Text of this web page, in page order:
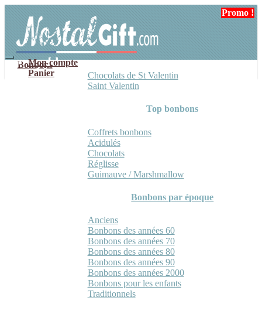
navigation
contenu
Mon compte
Panier
Bonbons
Chocolats de St Valentin
Saint Valentin
Top bonbons
Coffrets bonbons
Acidulés
Chocolats
Réglisse
Guimauve / Marshmallow
Bonbons par époque
Anciens
Bonbons des années 60
Bonbons des années 70
Bonbons des années 80
Bonbons des années 90
Bonbons des années 2000
Bonbons pour les enfants
Traditionnels
Promo !